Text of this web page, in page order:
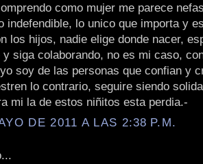
como mujer me parece
indefendible, lo unico que importa y
los hijos, nadie elige donde nacer,
y siga colaborando, no es mi caso,
soy de las personas que confian y
lo contrario, seguire siendo
mi la de estos niñitos esta perdia.-
DE 2011 A LAS 2:38 P.M.